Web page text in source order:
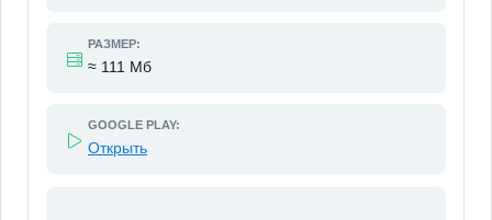
РАЗМЕР:
≈ 111 Мб
GOOGLE PLAY:
Открыть